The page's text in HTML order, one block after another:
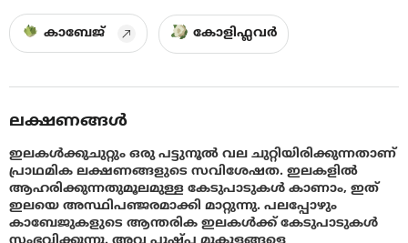
കാബേജ് കോളിഫ്ലവർ
ലക്ഷണങ്ങൾ
ഇലകള്‍ക്കുചുറ്റും ഒരു പട്ടുനൂൽ വല ചുറ്റിയിരിക്കുന്നതാണ്
പ്രാഥമിക ലക്ഷണങ്ങളുടെ സവിശേഷത. ഇലകളിൽ
ആഹരിക്കുന്നതുമൂലമുള്ള കേടുപാടുകൾ കാണാം, ഇത്
ഇലയെ അസ്ഥിപഞ്ജരമാക്കി മാറ്റുന്നു. പലപ്പോഴും
കാബേജുകളുടെ ആന്തരിക ഇലകൾക്ക് കേടുപാടുകൾ
സംഭവിക്കുന്നു. അവ പുഷ്പ മുകുളങ്ങളെ